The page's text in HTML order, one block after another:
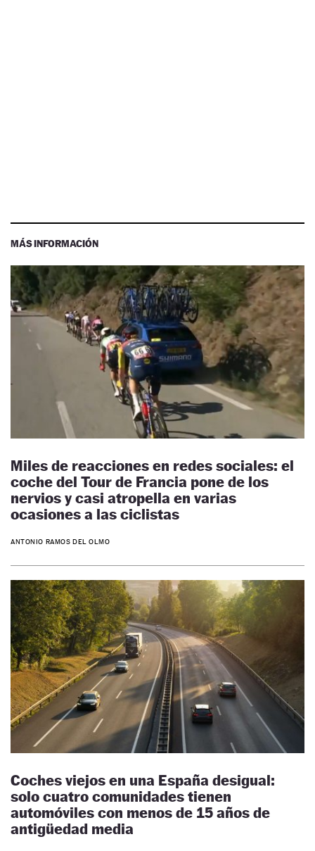
MÁS INFORMACIÓN
Miles de reacciones en redes sociales: el
coche del Tour de Francia pone de los
nervios y casi atropella en varias
ocasiones a las ciclistas
ANTONIO RAMOS DEL OLMO
Coches viejos en una España desigual:
solo cuatro comunidades tienen
automóviles con menos de 15 años de
antigüedad media